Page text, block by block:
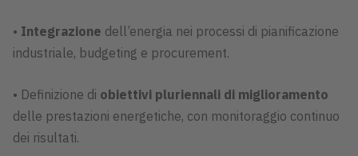
• Integrazione dell’energia nei processi di pianificazione
industriale, budgeting e procurement.
• Definizione di obiettivi pluriennali di miglioramento
delle prestazioni energetiche, con monitoraggio continuo
dei risultati.